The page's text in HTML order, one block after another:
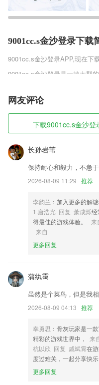
9001cc.s金沙登录下载
9001cc.s金沙登录APP,现在下
9001cc.s金沙登录是一款大型
还原了最真实的修罗战场，全
的热闹场景，喜欢热闹的话就
定的装备和坐骑哦，你还在犹
趣趣手游网等你来下载，感受
9001cc.s金沙登录软件
1,充电过程中显示进度和剩余
三种充电模式，更健康、更科学
2,老师均为来自98211以上高
3,可以跟踪体重，bmi，体脂
4,畅通突发疾病的绿色转诊通
5,为2265用户提供了搜索功能
6,智能导诊，可智能为用户提
1.成员可以结交好友，发布动态
2.各种话题都有着阅读量、评
3.公务员考试随身学，专门公
库、视频、直播、答疑服务
4.多种智能服务的信息内容都
服务内容给你挑选。
5.用户们只需要在平台上登录
们提供高质量的股市分析;
网友评论
下载9001cc.s金沙登
长孙岩苇
保持耐心和毅力，不急
2026-08-09 11:29 推荐
李韵兰 ：加入更多的解
1.唐浩光 回复 萧成烁经
得最佳的游戏体验。
来
来自
更多回复
蒲纨霭
虽然是个菜鸟，但是我
2026-08-09 04:13 推荐
幸勇思 ：骨灰玩家是一
精彩的游戏世界中，
来
杭以欣 回复 戚斌霄在
度过难关，一起分享快乐
更多回复